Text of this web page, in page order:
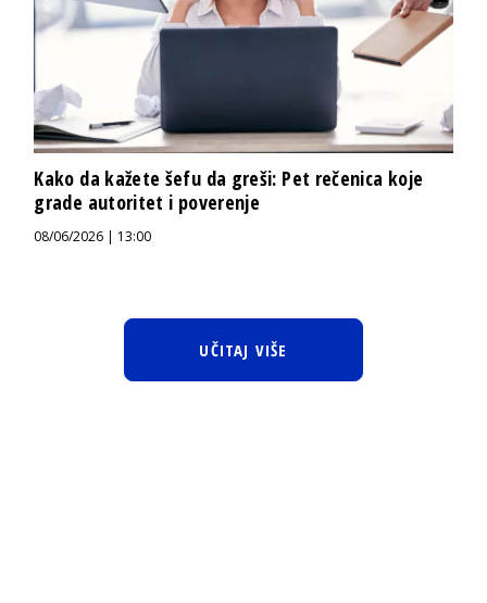
Kako da kažete šefu da greši: Pet rečenica koje
grade autoritet i poverenje
08/06/2026 | 13:00
UČITAJ VIŠE